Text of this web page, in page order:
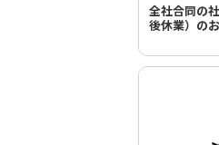
全社合同の
後休業）の